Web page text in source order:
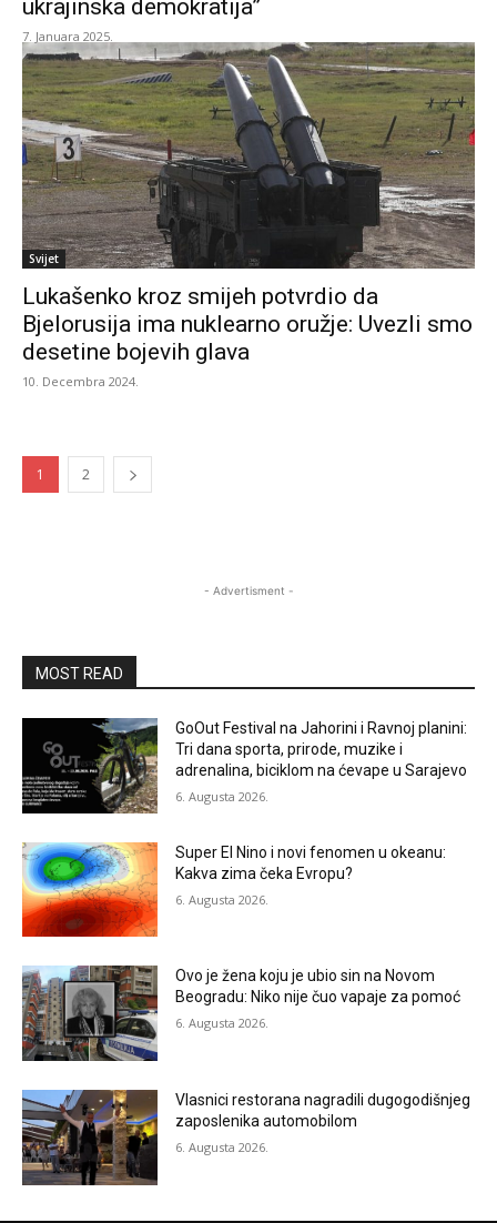
ukrajinska demokratija”
7. Januara 2025.
Svijet
Lukašenko kroz smijeh potvrdio da
Bjelorusija ima nuklearno oružje: Uvezli smo
desetine bojevih glava
10. Decembra 2024.
1 2
- Advertisment -
MOST READ
GoOut Festival na Jahorini i Ravnoj planini:
Tri dana sporta, prirode, muzike i
adrenalina, biciklom na ćevape u Sarajevo
6. Augusta 2026.
Super El Nino i novi fenomen u okeanu:
Kakva zima čeka Evropu?
6. Augusta 2026.
Ovo je žena koju je ubio sin na Novom
Beogradu: Niko nije čuo vapaje za pomoć
6. Augusta 2026.
Vlasnici restorana nagradili dugogodišnjeg
zaposlenika automobilom
6. Augusta 2026.